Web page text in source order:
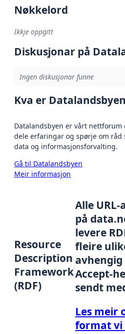
Nøkkelord
Ikkje oppgitt
Diskusjonar på
Ingen diskusjonar funne
Kva er
Datalandsbyen er vårt nettforum
dele erfaringar og spørje om råd
data og informasjonsforvalting.
Gå til Datalandsbyen
Meir informasjon
Resource
Description
Framework
(RDF)
Alle
på
levere
fleire
Accept-
sendt
Les meir
format